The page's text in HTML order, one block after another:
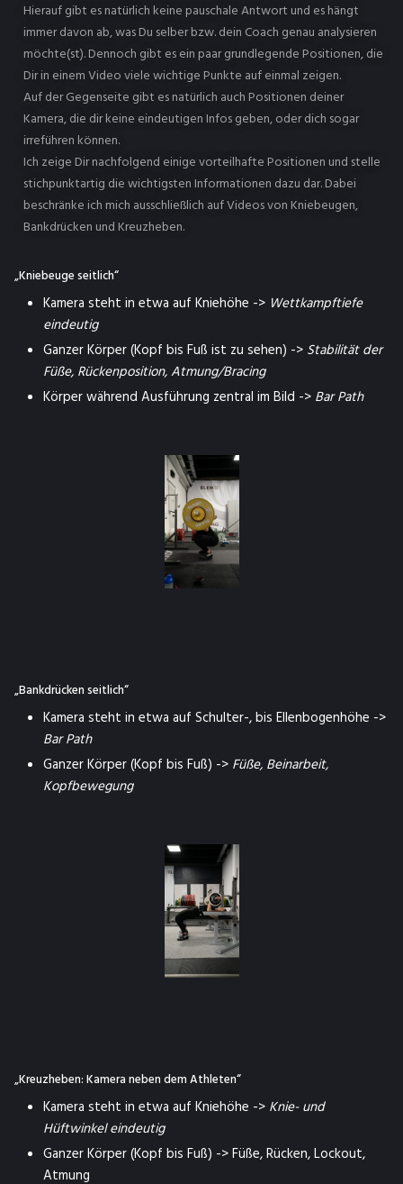
Hierauf gibt es natürlich keine pauschale Antwort und es hängt
immer davon ab, was Du selber bzw. dein Coach genau analysieren
möchte(st). Dennoch gibt es ein paar grundlegende Positionen, die
Dir in einem Video viele wichtige Punkte auf einmal zeigen.
Auf der Gegenseite gibt es natürlich auch Positionen deiner
Kamera, die dir keine eindeutigen Infos geben, oder dich sogar
irreführen können.
Ich zeige Dir nachfolgend einige vorteilhafte Positionen und stelle
stichpunktartig die wichtigsten Informationen dazu dar. Dabei
beschränke ich mich ausschließlich auf Videos von Kniebeugen,
Bankdrücken und Kreuzheben.
„Kniebeuge seitlich“
Kamera steht in etwa auf Kniehöhe -> Wettkampftiefe
eindeutig
Ganzer Körper (Kopf bis Fuß ist zu sehen) -> Stabilität der
Füße, Rückenposition, Atmung/Bracing
Körper während Ausführung zentral im Bild -> Bar Path
„Bankdrücken seitlich“
Kamera steht in etwa auf Schulter-, bis Ellenbogenhöhe ->
Bar Path
Ganzer Körper (Kopf bis Fuß) -> Füße, Beinarbeit,
Kopfbewegung
„Kreuzheben: Kamera neben dem Athleten“
Kamera steht in etwa auf Kniehöhe -> Knie- und
Hüftwinkel eindeutig
Ganzer Körper (Kopf bis Fuß) -> Füße, Rücken, Lockout,
Atmung